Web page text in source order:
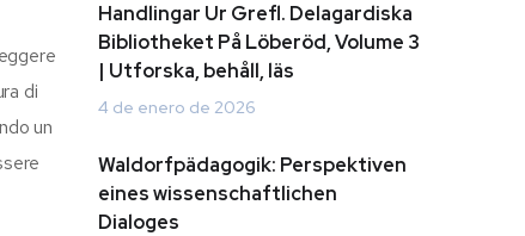
di
un
Handlingar Ur Grefl. Delagardiska
Bibliotheket På Löberöd, Volume 3
| Utforska, behåll, läs
4 de enero de 2026
Waldorfpädagogik: Perspektiven
eines wissenschaftlichen
Dialoges